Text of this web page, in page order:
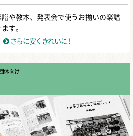
や教本、発表会で使うお揃いの楽譜
す。
さらに安くきれいに！
体向け